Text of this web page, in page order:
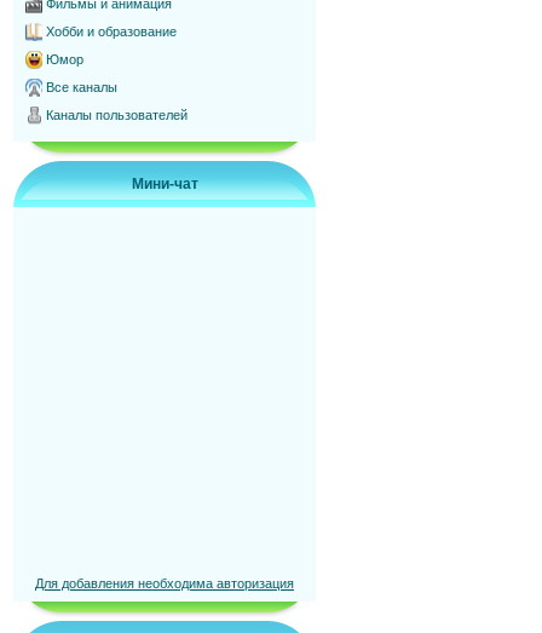
Фильмы и анимация
Хобби и образование
Юмор
Все каналы
Каналы пользователей
Мини-чат
Для добавления необходима авторизация